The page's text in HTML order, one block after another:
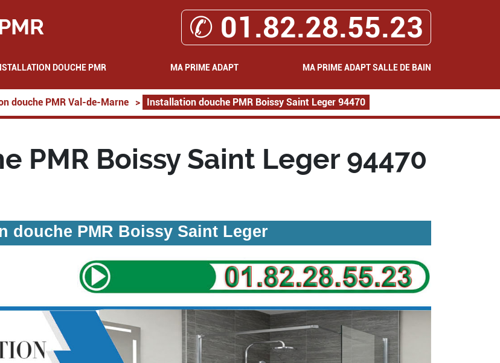
✆ 01.82.28.55.23
DOUCHE PMR MA PRIME ADAPT MA PRIME ADAPT SALLE DE BAIN
douche PMR Val-de-Marne > Installation douche PMR Boissy Saint Leger 94470
PMR Boissy Saint Leger 94470
douche PMR Boissy Saint Leger